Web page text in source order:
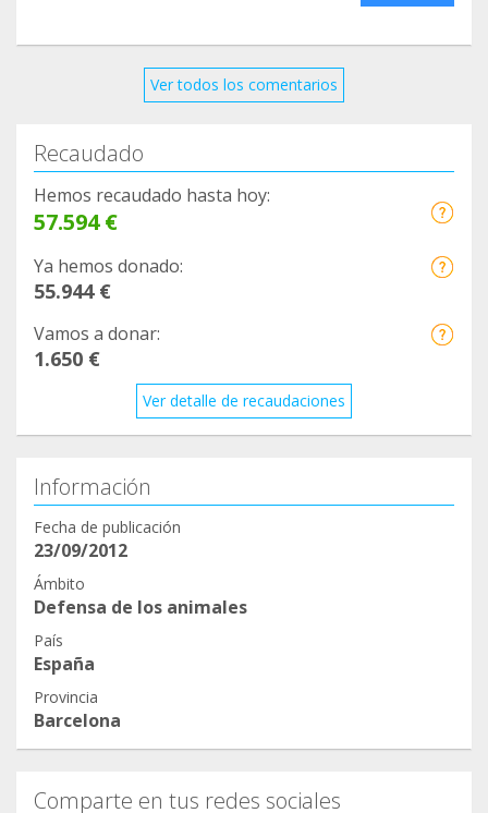
Ver todos los comentarios
Recaudado
Hemos recaudado hasta hoy:
57.594 €
Ya hemos donado:
55.944 €
Vamos a donar:
1.650 €
Ver detalle de recaudaciones
Información
Fecha de publicación
23/09/2012
Ámbito
Defensa de los animales
País
España
Provincia
Barcelona
Comparte en tus redes sociales